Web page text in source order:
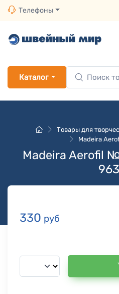
Телефоны
Каталог
Товары для
Madeira
Madeira Aerofil
330 руб